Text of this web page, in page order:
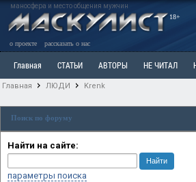
маносфера и место общения мужчин
18+
о проекте рассказать о нас
Главная СТАТЬИ АВТОРЫ НЕ ЧИТАЛ
Ветка: Расстаюсь или Развожусь. САНЧАС
РАЗДЕЛ: Разное
Главная ЛЮДИ Krenk
Поиск по форуму
Найти на сайте:
параметры поиска